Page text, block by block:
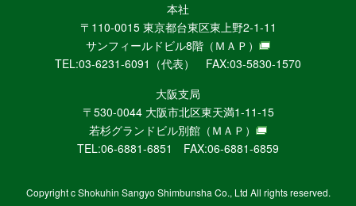
産
業
新
聞
社
ニ
ュ
ー
WEB
本社
〒110-0015 東京都台東区東上野2-1-11
サンフィールドビル8階 （ＭＡＰ）
TEL:03-6231-6091（代表） FAX:03-5830-1570
大阪支局
〒530-0044 大阪市北区東天満1-11-15
若杉グランドビル別館 （ＭＡＰ）
TEL:06-6881-6851 FAX:06-6881-6859
Copyright c Shokuhin Sangyo Shimbunsha Co., Ltd All rights reserved.